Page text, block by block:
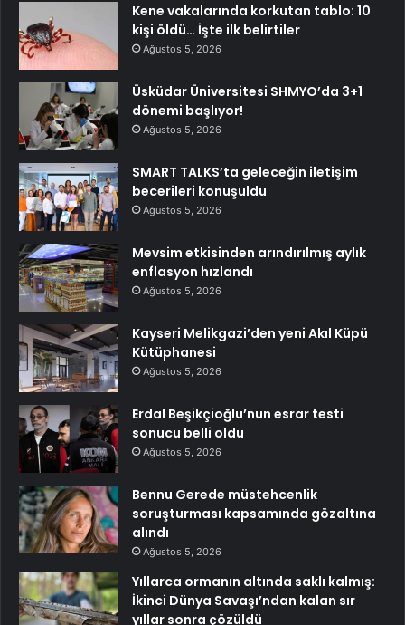
Kene vakalarında korkutan tablo: 10
kişi öldü… İşte ilk belirtiler
Ağustos 5, 2026
Üsküdar Üniversitesi SHMYO’da 3+1
dönemi başlıyor!
Ağustos 5, 2026
SMART TALKS’ta geleceğin iletişim
becerileri konuşuldu
Ağustos 5, 2026
Mevsim etkisinden arındırılmış aylık
enflasyon hızlandı
Ağustos 5, 2026
Kayseri Melikgazi’den yeni Akıl Küpü
Kütüphanesi
Ağustos 5, 2026
Erdal Beşikçioğlu’nun esrar testi
sonucu belli oldu
Ağustos 5, 2026
Bennu Gerede müstehcenlik
soruşturması kapsamında gözaltına
alındı
Ağustos 5, 2026
Yıllarca ormanın altında saklı kalmış:
İkinci Dünya Savaşı’ndan kalan sır
yıllar sonra çözüldü